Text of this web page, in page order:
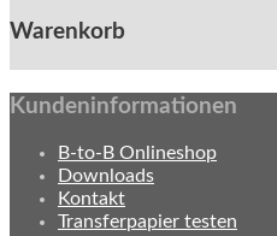
Warenkorb
Kundeninformationen
B-to-B Onlineshop
Downloads
Kontakt
Transferpapier testen